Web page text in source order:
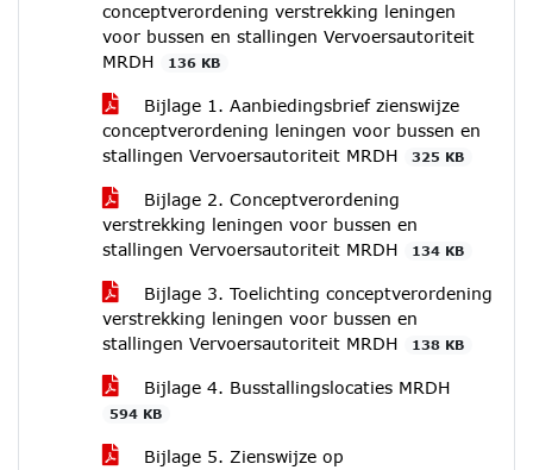
conceptverordening verstrekking leningen
voor bussen en stallingen Vervoersautoriteit
MRDH
136 KB
Bijlage 1. Aanbiedingsbrief zienswijze
conceptverordening leningen voor bussen en
stallingen Vervoersautoriteit MRDH
325 KB
Bijlage 2. Conceptverordening
verstrekking leningen voor bussen en
stallingen Vervoersautoriteit MRDH
134 KB
Bijlage 3. Toelichting conceptverordening
verstrekking leningen voor bussen en
stallingen Vervoersautoriteit MRDH
138 KB
Bijlage 4. Busstallingslocaties MRDH
594 KB
Bijlage 5. Zienswijze op